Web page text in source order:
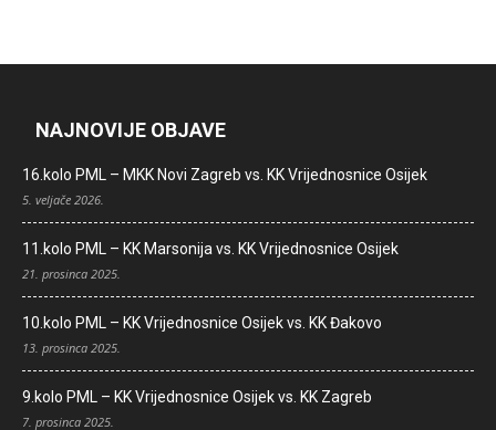
NAJNOVIJE OBJAVE
16.kolo PML – MKK Novi Zagreb vs. KK Vrijednosnice Osijek
5. veljače 2026.
11.kolo PML – KK Marsonija vs. KK Vrijednosnice Osijek
21. prosinca 2025.
10.kolo PML – KK Vrijednosnice Osijek vs. KK Đakovo
13. prosinca 2025.
9.kolo PML – KK Vrijednosnice Osijek vs. KK Zagreb
7. prosinca 2025.